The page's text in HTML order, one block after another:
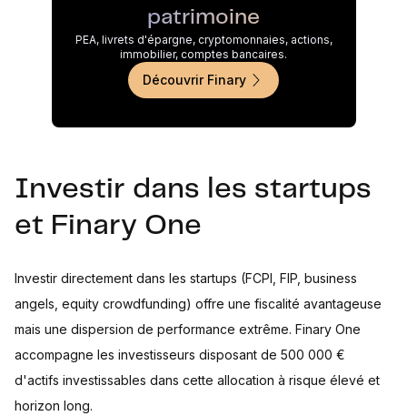
patrimoine
PEA, livrets d'épargne, cryptomonnaies, actions,
immobilier, comptes bancaires.
Découvrir Finary
Investir dans les startups
et Finary One
Investir directement dans les startups (FCPI, FIP, business
angels, equity crowdfunding) offre une fiscalité avantageuse
mais une dispersion de performance extrême. Finary One
accompagne les investisseurs disposant de 500 000 €
d'actifs investissables dans cette allocation à risque élevé et
horizon long.